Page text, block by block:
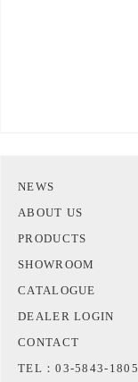
NEWS
ABOUT US
PRODUCTS
SHOWROOM
CATALOGUE
DEALER LOGIN
CONTACT
TEL：03-5843-1805